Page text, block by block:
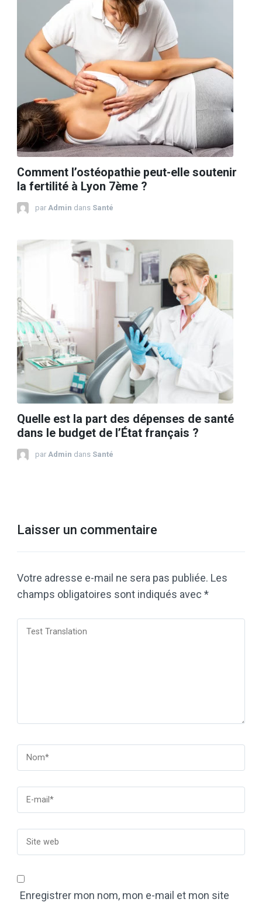
Comment l’ostéopathie peut-elle soutenir
la fertilité à Lyon 7ème ?
par Admin dans Santé
Quelle est la part des dépenses de santé
dans le budget de l’État français ?
par Admin dans Santé
Laisser un commentaire
Votre adresse e-mail ne sera pas publiée. Les
champs obligatoires sont indiqués avec *
Enregistrer mon nom, mon e-mail et mon site